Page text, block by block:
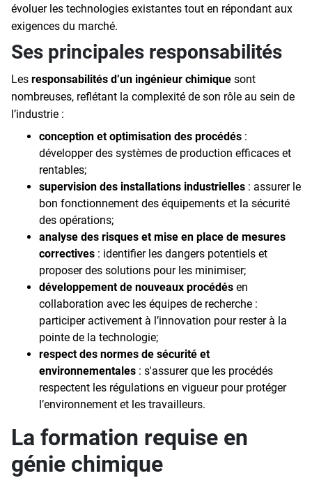
évoluer les technologies existantes tout en répondant aux
exigences du marché.
Ses principales responsabilités
Les responsabilités d’un ingénieur chimique sont
nombreuses, reflétant la complexité de son rôle au sein de
l’industrie :
conception et optimisation des procédés :
développer des systèmes de production efficaces et
rentables;
supervision des installations industrielles : assurer le
bon fonctionnement des équipements et la sécurité
des opérations;
analyse des risques et mise en place de mesures
correctives : identifier les dangers potentiels et
proposer des solutions pour les minimiser;
développement de nouveaux procédés en
collaboration avec les équipes de recherche :
participer activement à l’innovation pour rester à la
pointe de la technologie;
respect des normes de sécurité et
environnementales : s'assurer que les procédés
respectent les régulations en vigueur pour protéger
l’environnement et les travailleurs.
La formation requise en
génie chimique